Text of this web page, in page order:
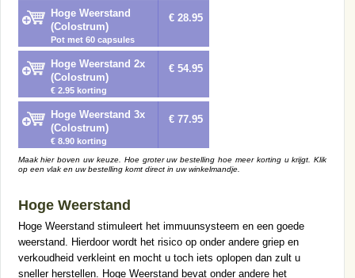
Hoge Weerstand
(Colostrum)
Pot met 60 capsules
€ 28.95
Hoge Weerstand 2x
(Colostrum)
€ 2.95 korting
€ 54.95
Hoge Weerstand 3x
(Colostrum)
€ 8.90 korting
€ 77.95
Maak hier boven uw keuze. Hoe groter uw bestelling hoe meer korting u krijgt. Klik
op een vlak en uw bestelling komt direct in uw winkelmandje.
Hoge Weerstand
Hoge Weerstand stimuleert het immuunsysteem en een goede
weerstand. Hierdoor wordt het risico op onder andere griep en
verkoudheid verkleint en mocht u toch iets oplopen dan zult u
sneller herstellen. Hoge Weerstand bevat onder andere het